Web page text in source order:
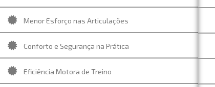
Menor Esforço nas Articulações
Conforto e Segurança na Prática
Eficiência Motora de Treino